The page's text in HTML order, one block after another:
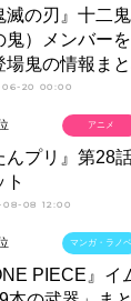
滅の刃』十二
鬼）メンバー
場鬼の情報まと
06-20 00:00
んプリ』第28
ト
08-08 12:00
アニメ
PIECE』イ
マンガ・ラノベ